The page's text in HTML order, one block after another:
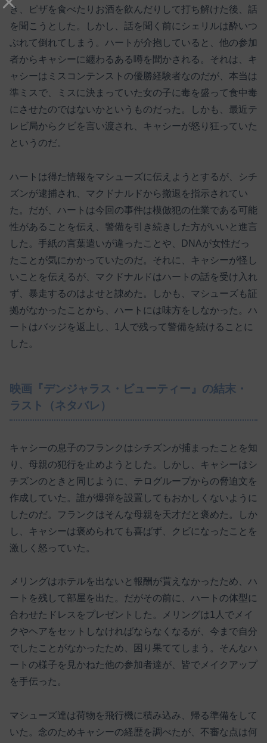
き、ピザを食べたりお酒を飲んだりして打ち解けた後、話
を聞こうとした。しかし、話を聞く前にシェリルは酔いつ
ぶれて倒れてしまう。ハートが介抱していると、他の参加
者からキャシーに纏わるある噂を聞かされる。それは、キ
ャシーはミスコンテンストの優勝経験者なのだが、本当は
準ミスで、ミスに決まっていた女の子に毒を盛って食中毒
にさせたのではないかというものだった。しかも、最近テ
レビ局からクビを言い渡され、キャシーが怒り狂っていた
というのだ。
ハートは得た情報をマシューズに伝えようとするが、シチ
ズンが逮捕され、マクドナルドから撤退を指示されてい
た。だが、ハートは今回の事件は模倣犯の仕業である可能
性があることを伝え、警備を引き続きした方がいいと進言
した。手紙の言葉遣いが違ったことや、DNAが女性だっ
たことが気にかかっていたのだ。それに、キャシーが怪し
いことを伝えるが、マクドナルドはハートの話を受け入れ
ず、暴走するのはよせと諌めた。しかも、マシューズも証
拠がなかったことから、ハートには味方をしなかった。ハ
ートはバッジを返上し、1人で残って警備を続けることに
した。
映画『デンジャラス・ビューティー』の結末・
ラスト（ネタバレ）
キャシーの息子のフランクはシチズンが捕まったことを知
り、母親の犯行を止めようとした。しかし、キャシーはシ
チズンのときと同じように、テログループからの脅迫文を
作成していた。誰が爆弾を設置してもおかしくないように
したのだ。フランクはそんな母親を天才だと褒めた。しか
し、キャシーは褒められても喜ばず、クビになったことを
激しく怒っていた。
メリングはホテルを出ないと報酬が貰えなかったため、ハ
ートを残して部屋を出た。だがその前に、ハートの体型に
合わせたドレスをプレゼントした。メリングは1人でメイ
クやヘアをセットしなければならなくなるが、今まで自分
でしたことがなかったため、困り果ててしまう。そんなハ
ートの様子を見かねた他の参加者達が、皆でメイクアップ
を手伝った。
マシューズ達は荷物を飛行機に積み込み、帰る準備をして
いた。念のためキャシーの経歴を調べたが、不審な点は何